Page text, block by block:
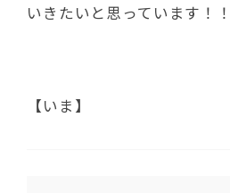
いきたいと思っています！！
【いま】